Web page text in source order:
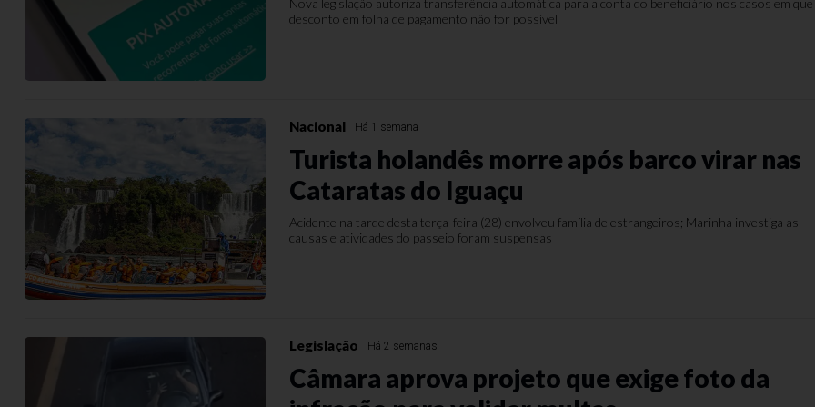
desconto em folha de pagamento não for possível
Nacional Há 1 semana
Turista holandês morre após barco virar nas
Cataratas do Iguaçu
Acidente na tarde desta terça-feira (28) envolveu família de estrangeiros; Marinha investiga as
causas e atividades do passeio foram suspensas
Legislação Há 2 semanas
Câmara aprova projeto que exige foto da